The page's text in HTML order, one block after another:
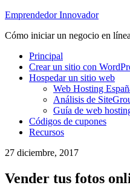
Emprendedor Innovador
Cómo iniciar un negocio en línea
Principal
Crear un sitio con
Hospedar un sitio web
Web Hosting
Análisis de
Guía de web
Códigos de cupones
Recursos
27 diciembre, 2017
Vender tus fotos